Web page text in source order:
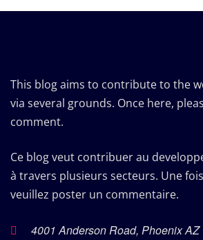
This blog aims to contribute to the
via several grounds. Once here,
comment.
Ce blog veut contribuer au
à travers plusieurs secteurs. Une
veuillez poster un commentaire.
4001 Anderson Road, Phoenix AZ